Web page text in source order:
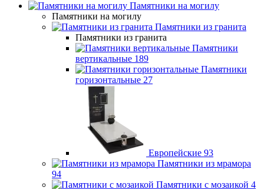
Памятники на могилу
Памятники на могилу
Памятники из гранита
Памятники из гранита
Памятники
вертикальные 189
Памятники
горизонтальные 27
Европейские 93
Памятники из мрамора
94
Памятники с мозаикой 4